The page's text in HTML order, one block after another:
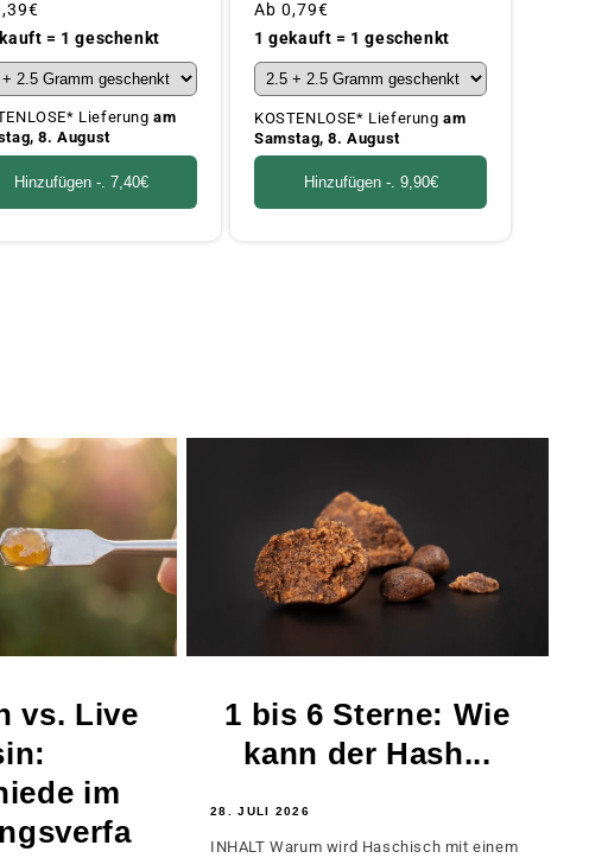
= 1 geschenkt
Lieferungam
8. August
Hinzufügen -. 7,40€
Üblicher
Preis
Ab 0,79€
1 gekauft = 1 geschenkt
KOSTENLOSE* Lieferungam
Samstag, 8. August
Hinzufügen -. 9,90€
vs. Live
im
1 bis 6 Sterne: Wie
kann der Hash...
28. JULI 2026
INHALT Warum wird Haschisch mit einem